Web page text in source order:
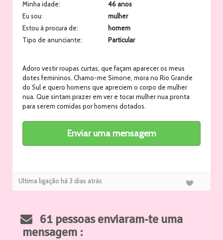
Minha idade:
46 anos
Eu sou:
mulher
Estou à procura de:
homem
Tipo de anunciante:
Particular
Adoro vestir roupas curtas, que façam aparecer os meus
dotes femininos. Chamo-me Simone, mora no Rio Grande
do Sul e quero homens que apreciem o corpo de mulher
nua. Que sintam prazer em ver e tocar mulher nua pronta
para serem comidas por homens dotados.
Ultima ligação há 3 dias atrás
61 pessoas enviaram-te uma
mensagem :